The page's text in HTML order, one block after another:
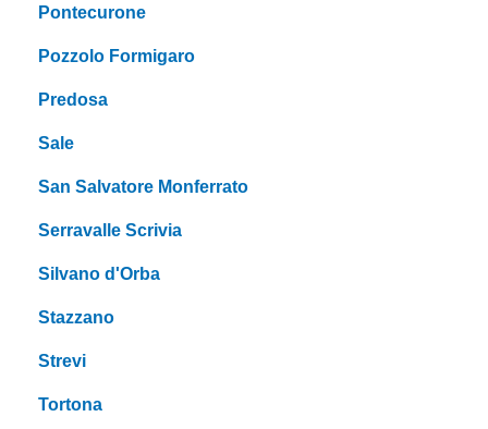
Pontecurone
Pozzolo Formigaro
Predosa
Sale
San Salvatore Monferrato
Serravalle Scrivia
Silvano d'Orba
Stazzano
Strevi
Tortona